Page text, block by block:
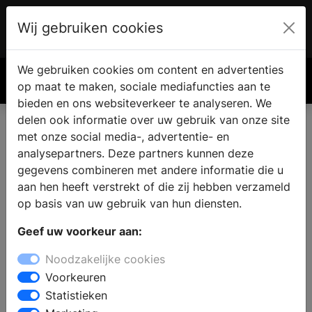
€ 0.00
Vind een keukenzaak in
Erichem
aan een keukenzaak vindt u complete keukens met
vrijstaande- en inbouw keukenapparatuur in
verschillende keukenstijlen. De deskundige
medewerkers staan klaar om u professioneel advies
geven bij het samenstellen van uw nieuwe keuken en u
Wij gebruiken cookies
We gebruiken cookies om content en advertenties
op maat te maken, sociale mediafuncties aan te
bieden en ons websiteverkeer te analyseren. We
delen ook informatie over uw gebruik van onze site
met onze social media-, advertentie- en
analysepartners. Deze partners kunnen deze
gegevens combineren met andere informatie die u
aan hen heeft verstrekt of die zij hebben verzameld
op basis van uw gebruik van hun diensten.
Geef uw voorkeur aan:
Noodzakelijke cookies
Voorkeuren
Statistieken